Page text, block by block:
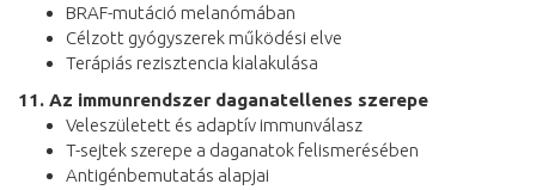
BRAF-mutáció melanómában
Célzott gyógyszerek működési elve
Terápiás rezisztencia kialakulása
11. Az immunrendszer daganatellenes szerepe
Veleszületett és adaptív immunválasz
T-sejtek szerepe a daganatok felismerésében
Antigénbemutatás alapjai